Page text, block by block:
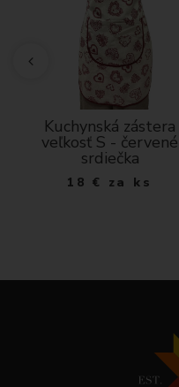
Kuchynská zástera
veľkosť S - červené
srdiečka
18 € za ks